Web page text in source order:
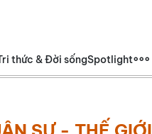
thức & Đời sốngSpotlight